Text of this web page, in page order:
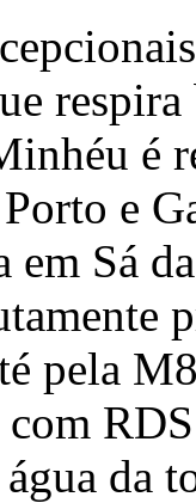
é
e
em Sá
pela
com
da